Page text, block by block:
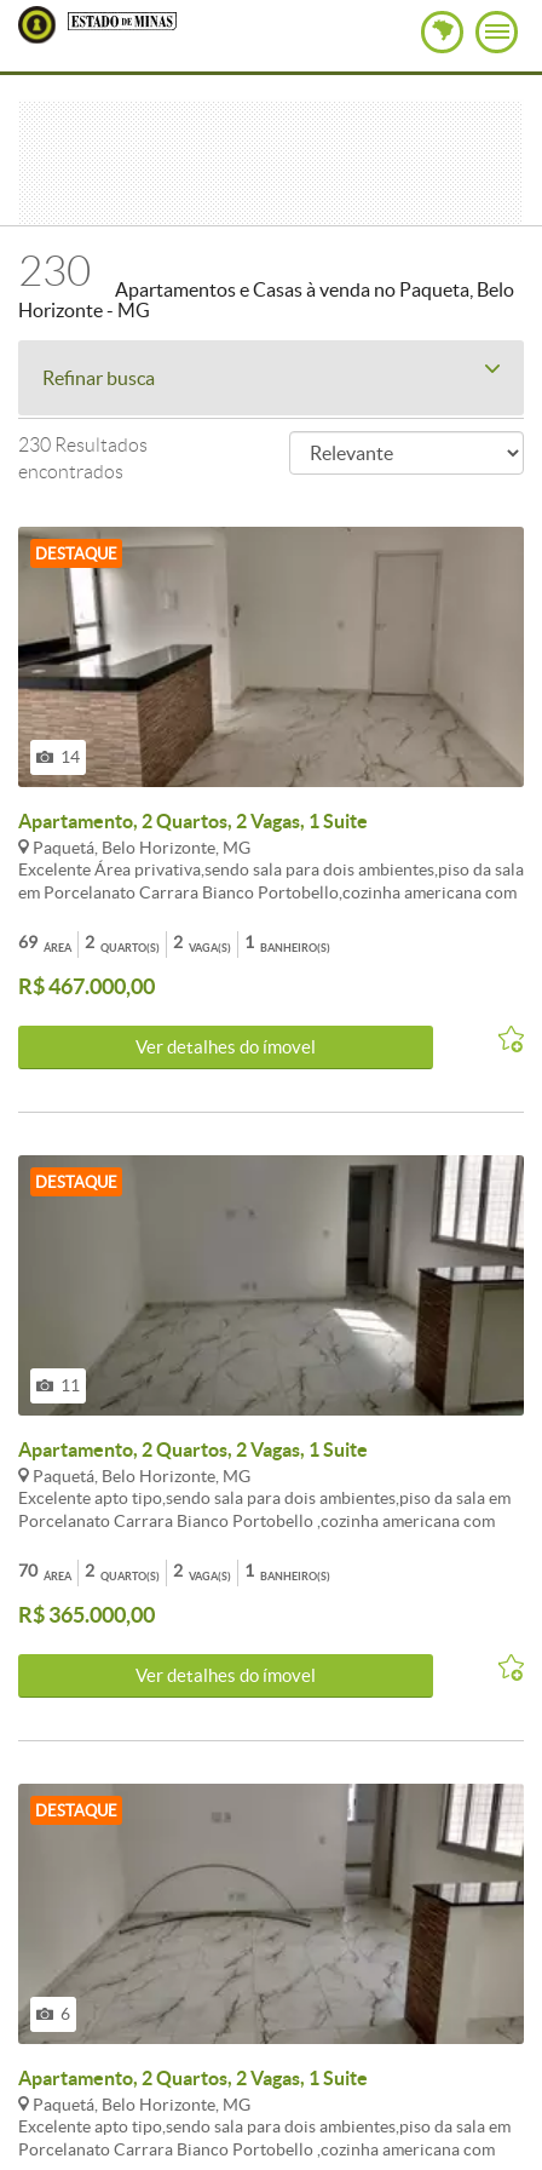
230
Apartamentos e Casas à venda no Paqueta, Belo
Horizonte - MG
Refinar busca
230 Resultados
encontrados
DESTAQUE
14
Apartamento, 2 Quartos, 2 Vagas, 1 Suite
Paquetá, Belo Horizonte, MG
Excelente Área privativa,sendo sala para dois ambientes,piso da sala
em Porcelanato Carrara Bianco Portobello,cozinha americana com
da bancada da cozinha, 2 quartos ,sendo 1 suíte com piso em
porcelanato rústico,banheiro da suíte com bancada em
granito,cuba,sacada com piso em porcelanato rústico,banho social
para a suíte.2 vagas de garagem livres e cobertas.Prédio 100%
revestido, elevador social. Padrão de acabamento extremamente
ÁREA
69 QUARTO(S)
2 VAGA(S)
2 BANHEIRO(S)
1
R$ 467.000,00
Ver detalhes do ímovel
DESTAQUE
11
Apartamento, 2 Quartos, 2 Vagas, 1 Suite
Paquetá, Belo Horizonte, MG
Excelente apto tipo,sendo sala para dois ambientes,piso da sala em
Porcelanato Carrara Bianco Portobello ,cozinha americana com
a parede da bancada da cozinha, 2 quartos com armários sendo 1
suíte, ambos com piso em porcelanato rústico,banheiro da suíte
com armário,box ,espelho,bancada em granito,cuba,sacada com piso
bancada em granito,cuba.2 vagas de garagem livres e
cobertas.Prédio 100% revestido,elevador social. Padrão de
ÁREA
70 QUARTO(S)
2 VAGA(S)
2 BANHEIRO(S)
1
R$ 365.000,00
Ver detalhes do ímovel
DESTAQUE
6
Apartamento, 2 Quartos, 2 Vagas, 1 Suite
Paquetá, Belo Horizonte, MG
Excelente apto tipo,sendo sala para dois ambientes,piso da sala em
Porcelanato Carrara Bianco Portobello ,cozinha americana com